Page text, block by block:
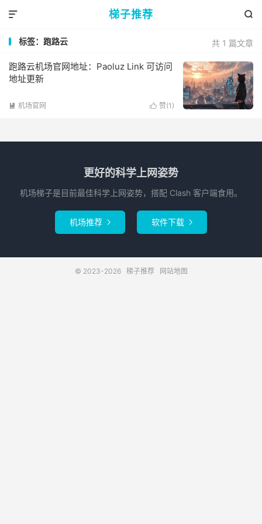
梯子推荐 

共 1 篇文章
标签：跑路云
跑路云机场官网地址：Paoluz Link 可访问
地址更新
 赞(1 )
 机场官网
更好的科学上网姿势
机场梯子是目前最佳科学上网姿势，搭配 Clash 客户端食用。
机场推荐  软件下载 
© 2023-2026 梯子推荐 网站地图